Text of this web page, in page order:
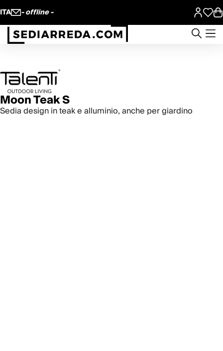
ITA - offline -
Moon Teak S
Sedia design in teak e alluminio, anche per giardino